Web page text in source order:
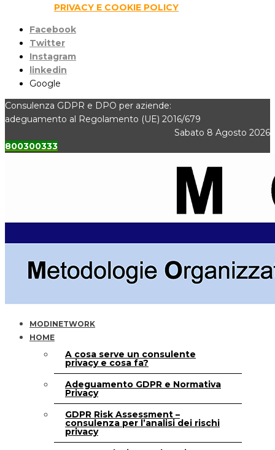
PRIVACY E COOKIE POLICY
Facebook
Twitter
Instagram
linkedin
Google
Consulenza GDPR e DPO per aziende:
adeguamento al Regolamento (UE) 2016/679
Sabato 8 Agosto 2026
800300333
MODINETWORK
HOME
A cosa serve un consulente
privacy e cosa fa?
Adeguamento GDPR e Normativa
Privacy
GDPR Risk Assessment –
consulenza per l’analisi dei rischi
privacy